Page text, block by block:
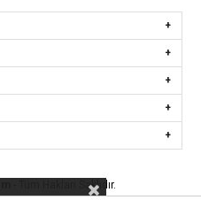
- Tüm Hakları Saklıdır.